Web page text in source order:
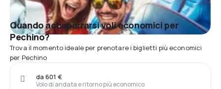
Quando accaparrarsi voli economici per
Pechino?
Trova il momento ideale per prenotare i biglietti più economici
per Pechino
Volo di andata e ritorno più economico
da 601 €